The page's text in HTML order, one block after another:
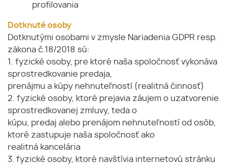
profilovania
Dotknuté osoby
Dotknutými osobami v zmysle Nariadenia GDPR resp.
zákona č.18/2018 sú:
1. fyzické osoby, pre ktoré naša spoločnosť vykonáva
sprostredkovanie predaja,
prenájmu a kúpy nehnuteľností (realitná činnosť)
2. fyzické osoby, ktoré prejavia záujem o uzatvorenie
sprostredkovanej zmluvy, teda o
kúpu, predaj alebo prenájom nehnuteľností od osôb,
ktoré zastupuje naša spoločnosť ako
realitná kancelária
3. fyzické osoby, ktoré navštívia internetovú stránku